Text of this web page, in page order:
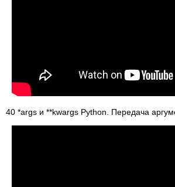
40 *args и **kwargs Python. Передача